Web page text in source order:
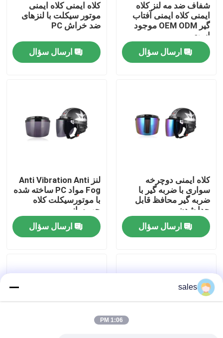
صفحه اصلی
درباره ما
با ما تماس بگیرید
اخبار
موارد
عینک شنا ضدآفتاب
شفاف ضد مه لنز کلاه
ایمنی کلاه ایمنی آفتاب
گیر OEM ODM موجود
است
ارسال سؤال
کلاه ایمنی کلاه ایمنی
موتور سیکلت با لنزهای
ضد خراش PC
ارسال سؤال
کلاه ایمنی دوچرخه
سواری با ضربه گیر با
ضربه گیر محافظ قابل
جدا شدن
ارسال سؤال
لنز Anti Vibration Anti
Fog مواد PC ساخته شده
با موتورسیکلت کلاه
چهره باز
ارسال سؤال
sales
1:06 PM